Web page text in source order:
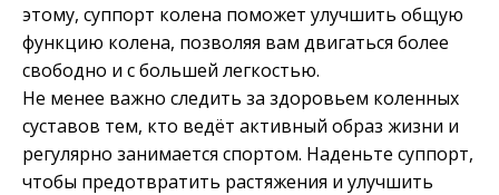
этому, суппорт колена поможет улучшить общую
функцию колена, позволяя вам двигаться более
свободно и с большей легкостью.
Не менее важно следить за здоровьем коленных
суставов тем, кто ведёт активный образ жизни и
регулярно занимается спортом. Наденьте суппорт,
чтобы предотвратить растяжения и улучшить